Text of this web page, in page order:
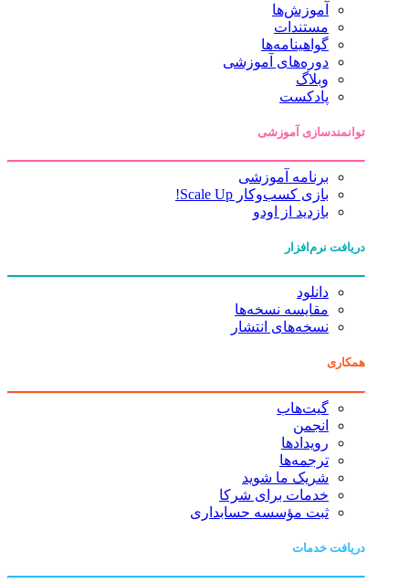
آموزش‌ها
مستندات
گواهینامه‌ها
دوره‌های آموزشی
وبلاگ
پادکست
توانمندسازی آموزشی
برنامه آموزشی
بازی کسب‌وکار Scale Up!
بازدید از اودو
دریافت نرم‌افزار
دانلود
مقایسه نسخه‌ها
نسخه‌های انتشار
همکاری
گیت‌هاب
انجمن
رویدادها
ترجمه‌ها
شریک ما شوید
خدمات برای شرکا
ثبت مؤسسه حسابداری
دریافت خدمات